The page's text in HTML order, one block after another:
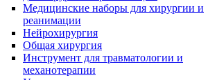
Медицинские наборы для хирургии и
реанимации
Нейрохирургия
Общая хирургия
Инструмент для травматологии и
механотерапии